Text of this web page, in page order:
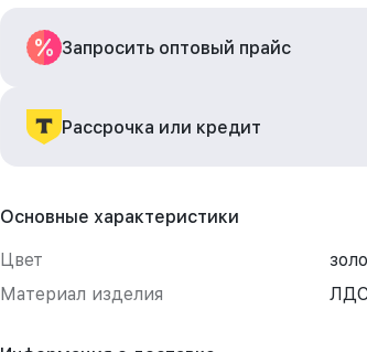
Запросить оптовый прайс
Рассрочка или кредит
Основные характеристики
Цвет
Материал изделия